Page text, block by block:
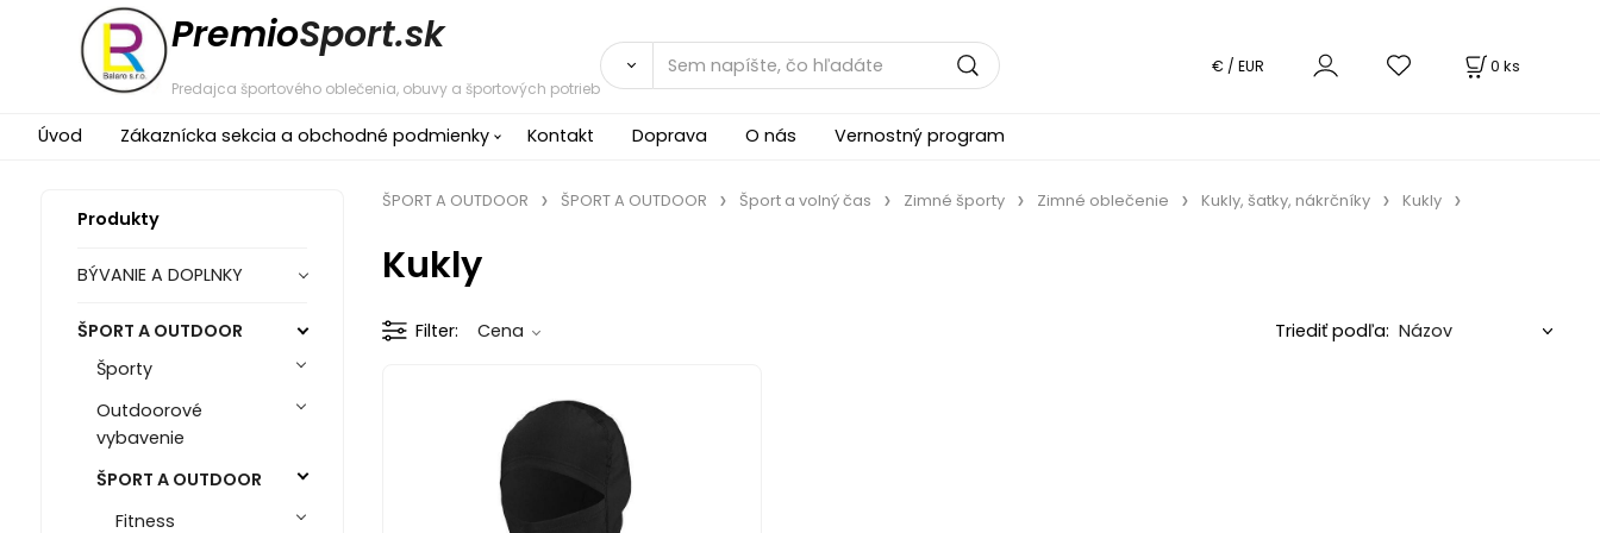
PremioSport.sk
Predajca športového oblečenia, obuvy a športových potrieb
0 ks
€ / EUR
Úvod Zákaznícka sekcia a obchodné podmienky Kontakt Doprava O nás Vernostný program
Produkty
BÝVANIE A DOPLNKY
ŠPORT A OUTDOOR
Športy
Outdoorové
vybavenie
ŠPORT A OUTDOOR
Fitness
ŠPORT A OUTDOOR ŠPORT A OUTDOOR Šport a volný čas Zimné športy Zimné oblečenie Kukly, šatky, nákrčníky Kukly
Kukly
Filter Cena Triediť podľa: